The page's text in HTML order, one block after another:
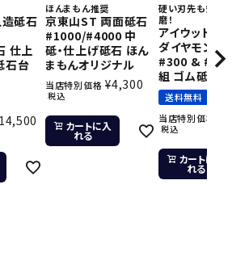
砥石
仕上
石台
14,500
ほんまもん推奨
京東山ST 両面砥石
#1000/#4000 中
砥・仕上げ砥石 ほん
まもんオリジナル
当店特別価格 ¥4,300
税込
カートに入
れる
硬い刃先も短時間で
磨！
アイウッド 片面
ダイヤモンド砥石
#300 & #800 2
組 ゴム砥石台付
送料無料
当店特別価格
税込
カートに入
れる